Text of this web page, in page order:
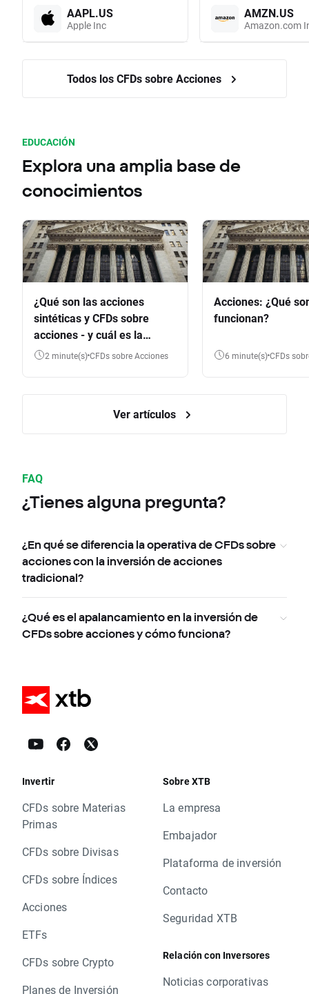
AAPL.US
Apple Inc
AMZN.US
Amazon.com
Todos los CFDs sobre Acciones
EDUCACIÓN
Explora una amplia base de
conocimientos
¿Qué son las acciones
sintéticas y CFDs sobre
acciones - y cuál es la
diferencia?
2 minute(s) CFDs sobre Acciones
Acciones: ¿Qué
funcionan?
6 minute(s) CFDs
Ver artículos
FAQ
¿Tienes alguna pregunta?
¿En qué se diferencia la operativa de CFDs sobre
acciones con la inversión de acciones
tradicional?
¿Qué es el apalancamiento en la inversión de
CFDs sobre acciones y cómo funciona?
Invertir
CFDs sobre Materias
Primas
CFDs sobre Divisas
CFDs sobre Índices
Acciones
ETFs
CFDs sobre Crypto
Planes de Inversión
Sobre XTB
La empresa
Embajador
Plataforma de inversión
Contacto
Seguridad XTB
Relación con Inversores
Noticias corporativas